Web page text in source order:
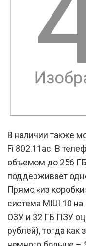
В наличии также
Fi 802.11ac. В
объемом до 256 ГБ
поддерживает
Прямо «из
система MIUI 10
ОЗУ и 32 ГБ ПЗУ
рублей), тогда